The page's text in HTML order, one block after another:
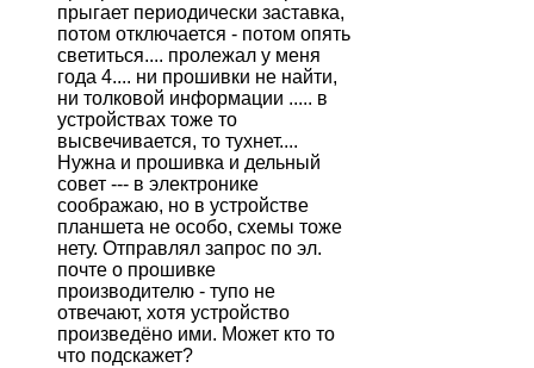
прыгает периодически заставка,
потом отключается - потом опять
светиться.... пролежал у меня
года 4.... ни прошивки не найти,
ни толковой информации ..... в
устройствах тоже то
высвечивается, то тухнет....
Нужна и прошивка и дельный
совет --- в электронике
соображаю, но в устройстве
планшета не особо, схемы тоже
нету. Отправлял запрос по эл.
почте о прошивке
производителю - тупо не
отвечают, хотя устройство
произведёно ими. Может кто то
что подскажет?